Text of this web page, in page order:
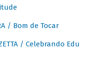
/ Bom de Tocar
/ Celebrando Edu